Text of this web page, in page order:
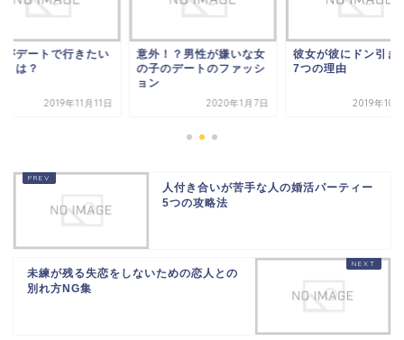
がデートで行きたい
とは？
2019年11月11日
意外！？男性が嫌いな女
の子のデートのファッシ
ョン
2020年1月7日
彼女が彼にドン引き
7つの理由
2019年10
人付き合いが苦手な人の婚活パーティー
5つの攻略法
未練が残る失恋をしないための恋人との
別れ方NG集